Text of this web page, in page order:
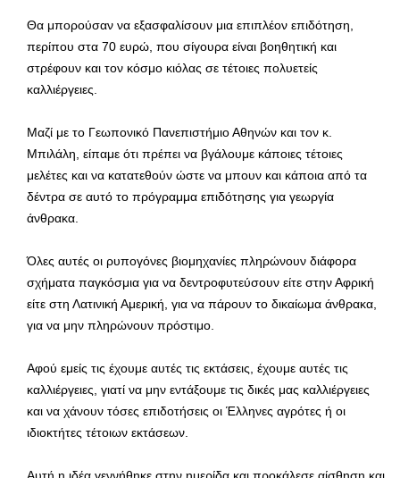
Θα μπορούσαν να εξασφαλίσουν μια επιπλέον επιδότηση,
περίπου στα 70 ευρώ, που σίγουρα είναι βοηθητική και
στρέφουν και τον κόσμο κιόλας σε τέτοιες πολυετείς
καλλιέργειες.
Μαζί με το Γεωπονικό Πανεπιστήμιο Αθηνών και τον κ.
Μπιλάλη, είπαμε ότι πρέπει να βγάλουμε κάποιες τέτοιες
μελέτες και να κατατεθούν ώστε να μπουν και κάποια από τα
δέντρα σε αυτό το πρόγραμμα επιδότησης για γεωργία
άνθρακα.
Όλες αυτές οι ρυπογόνες βιομηχανίες πληρώνουν διάφορα
σχήματα παγκόσμια για να δεντροφυτεύσουν είτε στην Αφρική
είτε στη Λατινική Αμερική, για να πάρουν το δικαίωμα άνθρακα,
για να μην πληρώνουν πρόστιμο.
Αφού εμείς τις έχουμε αυτές τις εκτάσεις, έχουμε αυτές τις
καλλιέργειες, γιατί να μην εντάξουμε τις δικές μας καλλιέργειες
και να χάνουν τόσες επιδοτήσεις οι Έλληνες αγρότες ή οι
ιδιοκτήτες τέτοιων εκτάσεων.